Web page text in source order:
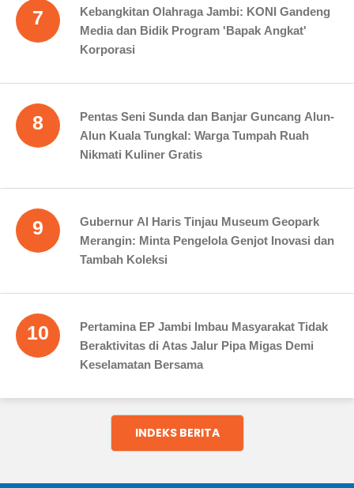
7
Kebangkitan Olahraga Jambi: KONI Gandeng
Media dan Bidik Program 'Bapak Angkat'
Korporasi
8
Pentas Seni Sunda dan Banjar Guncang Alun-
Alun Kuala Tungkal: Warga Tumpah Ruah
Nikmati Kuliner Gratis
9
Gubernur Al Haris Tinjau Museum Geopark
Merangin: Minta Pengelola Genjot Inovasi dan
Tambah Koleksi
10
Pertamina EP Jambi Imbau Masyarakat Tidak
Beraktivitas di Atas Jalur Pipa Migas Demi
Keselamatan Bersama
INDEKS BERITA